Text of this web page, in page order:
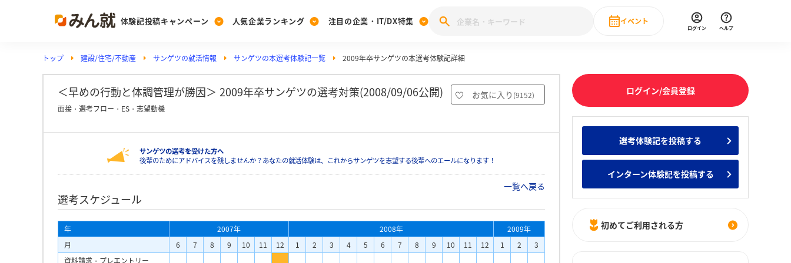
体験記投稿キャンペーン
Post
投稿する
[27卒] 本選考体験記投稿キャンペーン
人気企業ランキング
Ranking
ランキングを見る
みんなのDX企業就職ブランド調査
Vote
投票する
みんなの新卒就職人気企業ランキング みんなのインターン人気企業ランキ
注目の企業・IT/DX特集
PickUp
注目の企業特集
28卒 IT・DX現場社員インタビュー
イベント
直近のイベント一覧
ログイン ヘルプ
トップ 建設/住宅/不動産 サンゲツの就活情報 サンゲツの本選考体験記一覧 2009年卒サンゲツの本選考体験記詳細
＜早めの行動と体調管理が勝因＞ 2009年卒サンゲツの選考対策(2008/09/06公開) お気に入り (9152)
面接・選考フロー・ES・志望動機
サンゲツの選考を受けた方へ
後輩のためにアドバイスを残しませんか？あなたの就活体験は、これからサンゲツを志望する後輩へのエールになります！
一覧へ戻る
選考スケジュール
年 2007年 2008年
2009年
月
6 7 8 9 10 11 12 1 2 3 4 5 6 7 8 9 10 11 12 1 2
3
資料請求・プレエントリー
ログイン/会員登録
選考体験記を投稿する
インターン体験記を投稿する
初めてご利用される方